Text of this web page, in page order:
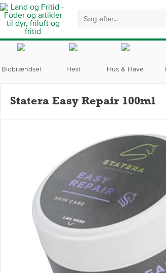
Biobrændsel Hest Hus & Have
Statera Easy Repair 100ml